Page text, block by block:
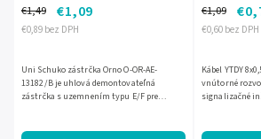
€0,89 bez DPH
€1,49 €1,09
Uni Schuko zástrčka Orno O-OR-AE-
13182/B je uhlová demontovateľná
zástrčka s uzemnením typu E/F pre
€0,60 bez DPH
€1,09
Kábel YTDY
vnútorné
signalizačné